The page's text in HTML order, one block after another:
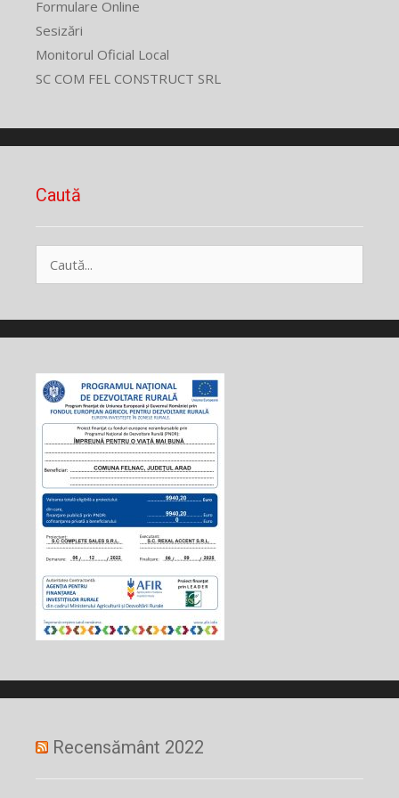
Formulare Online
Sesizări
Monitorul Oficial Local
SC COM FEL CONSTRUCT SRL
Caută
după:
Recensământ 2022